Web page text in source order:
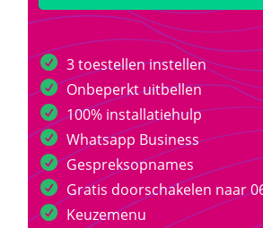
3 toestellen instellen
Onbeperkt uitbellen
100% installatiehulp
Whatsapp Business
Gespreksopnames
Gratis doorschakelen naar
Keuzemenu